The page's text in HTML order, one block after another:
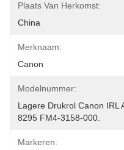
Plaats Van Herkomst:
China
Merknaam:
Canon
Modelnummer:
Lagere Drukrol Canon IRL
8295 FM4-3158-000.
Markeren: